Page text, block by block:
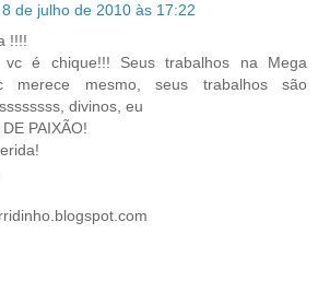
8 de julho de 2010 às 17:22
!!!!
vc é chique!!! Seus trabalhos na Mega
merece mesmo, seus trabalhos são
divinos, eu
PAIXÃO!